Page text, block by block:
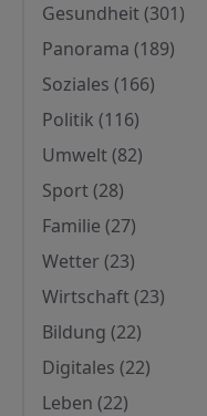
Gesundheit(301)
Panorama (189)
Soziales (166)
Politik (116)
Umwelt(82)
Sport(28)
Familie (27)
Wetter (23)
Wirtschaft(23)
Bildung (22)
Digitales (22)
Leben (22)